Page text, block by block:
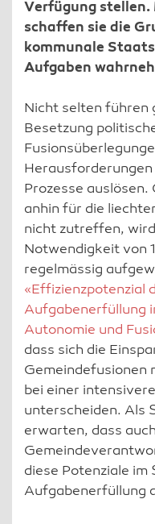
Verfügung stellen.
schaffen sie die
kommunale
Aufgaben
Nicht selten führen
Besetzung
Prozesse
anhin für die
nicht zutreffen,
Notwendigkeit von
regelmässig
«Effizienzpotenzial
Aufgabenerfüllung
Autonomie und
dass sich die
Gemeindefusionen
bei einer
unterscheiden. Als
erwarten, dass
diese Potenziale im
Aufgabenerfüllung